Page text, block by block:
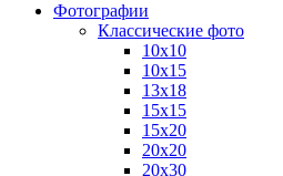
Фотографии
Классические фото
10х10
10х15
13х18
15х15
15х20
20х20
20х30